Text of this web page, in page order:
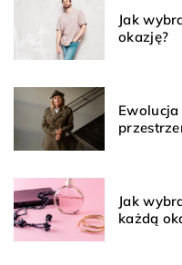
Jak
okazję?
Jak
każdą